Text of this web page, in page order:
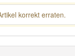
korrekt erraten.